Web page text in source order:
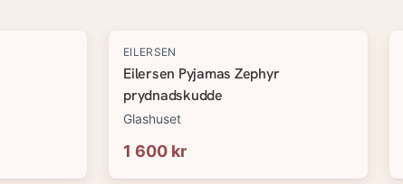
EILERSEN
Eilersen Pyjamas Zephyr
prydnadskudde
Glashuset
1 600 kr